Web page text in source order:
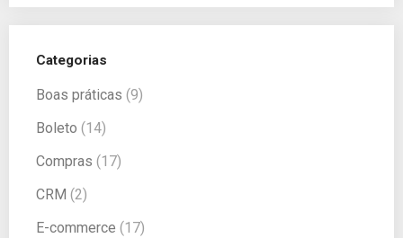
Categorias
Boas práticas (9)
Boleto (14)
Compras (17)
CRM (2)
E-commerce (17)